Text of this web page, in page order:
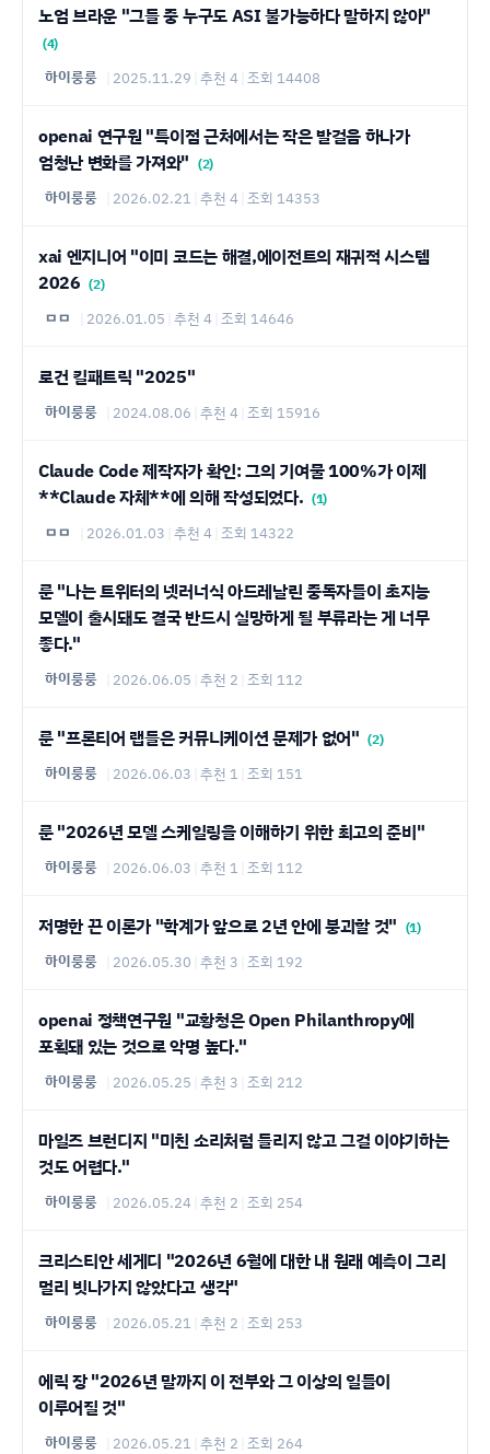
노엄 브라운 "그들 중 누구도 ASI 불가능하다 말하지 않아"
(4)
하이룽룽 2025.11.29 추천 4 조회 14408
openai 연구원 "특이점 근처에서는 작은 발걸음 하나가
엄청난 변화를 가져와" (2)
하이룽룽 2026.02.21 추천 4 조회 14353
xai 엔지니어 "이미 코드는 해결,에이전트의 재귀적 시스템
2026 (2)
ㅁㅁ 2026.01.05 추천 4 조회 14646
로건 킬패트릭 "2025"
하이룽룽 2024.08.06 추천 4 조회 15916
Claude Code 제작자가 확인: 그의 기여물 100%가 이제
**Claude 자체**에 의해 작성되었다. (1)
ㅁㅁ 2026.01.03 추천 4 조회 14322
룬 "나는 트위터의 넷러너식 아드레날린 중독자들이 초지능
모델이 출시돼도 결국 반드시 실망하게 될 부류라는 게 너무
좋다."
하이룽룽 2026.06.05 추천 2 조회 112
룬 "프론티어 랩들은 커뮤니케이션 문제가 없어" (2)
하이룽룽 2026.06.03 추천 1 조회 151
룬 "2026년 모델 스케일링을 이해하기 위한 최고의 준비"
하이룽룽 2026.06.03 추천 1 조회 112
저명한 끈 이론가 "학계가 앞으로 2년 안에 붕괴할 것" (1)
하이룽룽 2026.05.30 추천 3 조회 192
openai 정책연구원 "교황청은 Open Philanthropy에
포획돼 있는 것으로 악명 높다."
하이룽룽 2026.05.25 추천 3 조회 212
마일즈 브런디지 "미친 소리처럼 들리지 않고 그걸 이야기하는
것도 어렵다."
하이룽룽 2026.05.24 추천 2 조회 254
크리스티안 세게디 "2026년 6월에 대한 내 원래 예측이 그리
멀리 빗나가지 않았다고 생각"
하이룽룽 2026.05.21 추천 2 조회 253
에릭 장 "2026년 말까지 이 전부와 그 이상의 일들이
이루어질 것"
하이룽룽 2026.05.21 추천 2 조회 264